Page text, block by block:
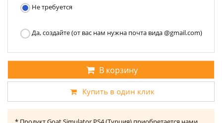
Не требуется
Да, создайте (от вас нам нужна почта вида @gmail.com)
В корзину
Купить в один клик